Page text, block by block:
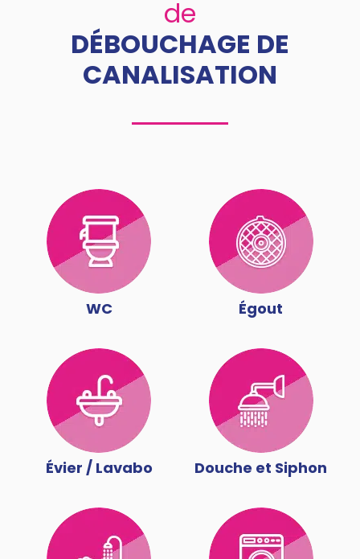
de
DÉBOUCHAGE DE
CANALISATION
WC Égout
Évier / Lavabo Douche et Siphon